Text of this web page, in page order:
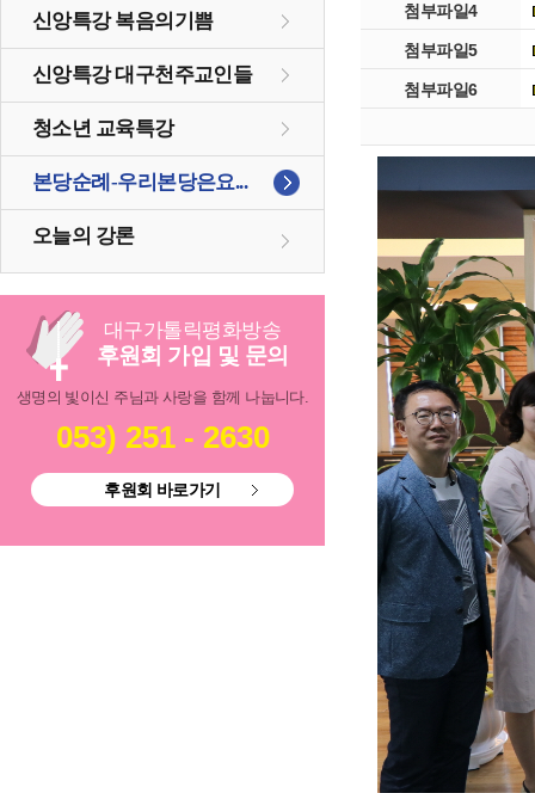
신앙특강 복음의기쁨
신앙특강 대구천주교인들
청소년 교육특강
본당순례-우리본당은요...
오늘의 강론
대구가톨릭평화방송
후원회 가입 및 문의
생명의 빛이신 주님과 사랑을 함께 나눕니다.
053) 251 - 2630
후원회 바로가기
첨부파일4
첨부파일5
첨부파일6